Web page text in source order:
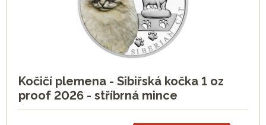
Kočičí plemena - Sibiřská kočka 1 oz
proof 2026 - stříbrná mince